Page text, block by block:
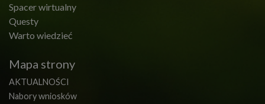
Spacer wirtualny
Questy
Warto wiedzieć
Mapa strony
AKTUALNOŚCI
Nabory wniosków